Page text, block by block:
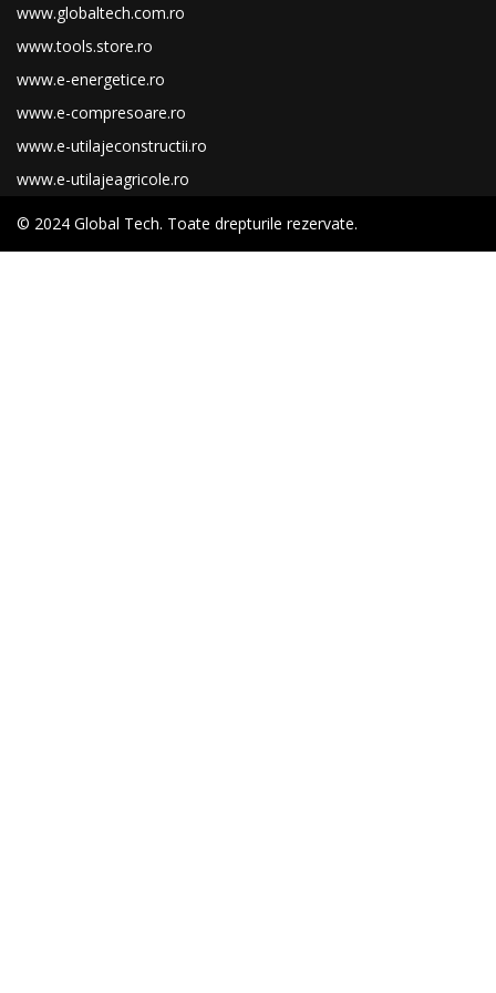
www.globaltech.com.ro
www.tools.store.ro
www.e-energetice.ro
www.e-compresoare.ro
www.e-utilajeconstructii.ro
www.e-utilajeagricole.ro
© 2024 Global Tech. Toate drepturile rezervate.